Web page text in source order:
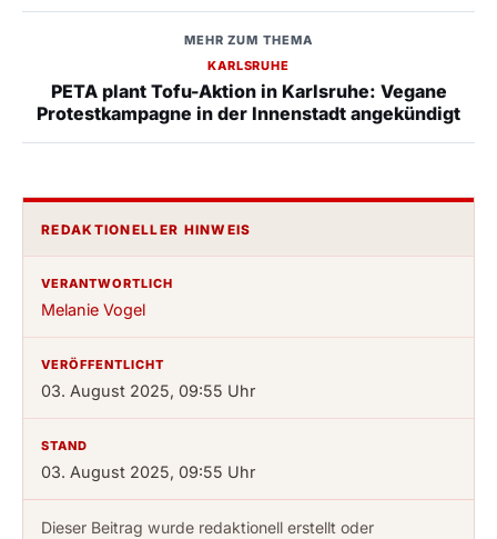
MEHR ZUM THEMA
KARLSRUHE
PETA plant Tofu-Aktion in Karlsruhe: Vegane
Protestkampagne in der Innenstadt angekündigt
REDAKTIONELLER HINWEIS
VERANTWORTLICH
Melanie Vogel
VERÖFFENTLICHT
03. August 2025, 09:55 Uhr
STAND
03. August 2025, 09:55 Uhr
Dieser Beitrag wurde redaktionell erstellt oder